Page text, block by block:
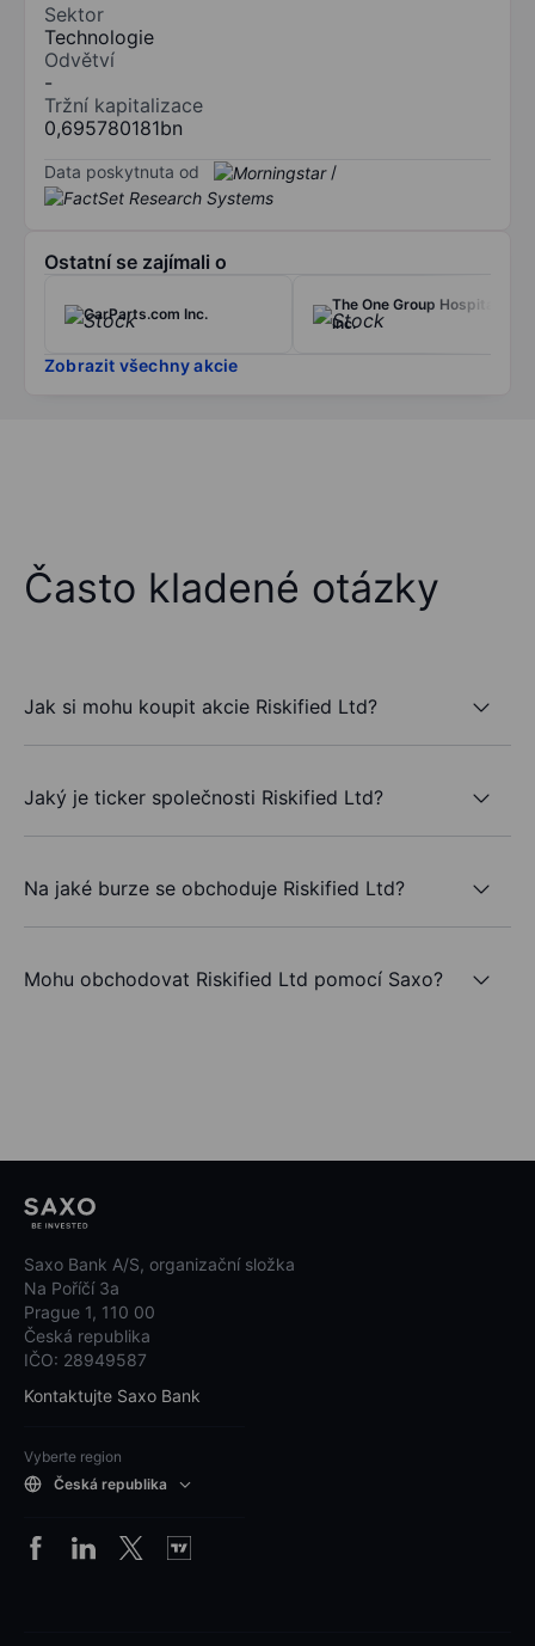
Sektor
Technologie
Odvětví
-
Tržní kapitalizace
0,695780181bn
Data poskytnuta od /
Ostatní se zajímali o
CarParts.com Inc.
The One Group Hospitality
Inc.
Zobrazit všechny akcie
Často kladené otázky
Jak si mohu koupit akcie Riskified Ltd?
Jaký je ticker společnosti Riskified Ltd?
Na jaké burze se obchoduje Riskified Ltd?
Mohu obchodovat Riskified Ltd pomocí Saxo?
Saxo Bank A/S, organizační složka
Na Poříčí 3a
Prague 1, 110 00
Česká republika
IČO: 28949587
Kontaktujte Saxo Bank
Vyberte region
Česká republika